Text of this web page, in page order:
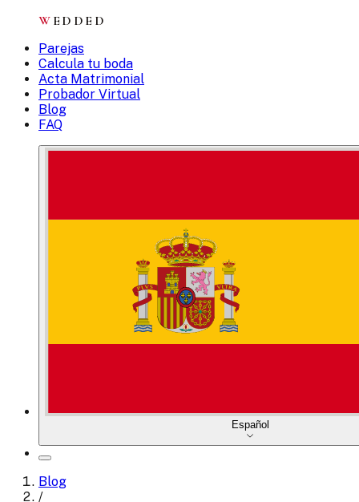
W EDDED
Parejas
Calcula tu boda
Acta Matrimonial
Probador Virtual
Blog
FAQ
Español
Blog
/